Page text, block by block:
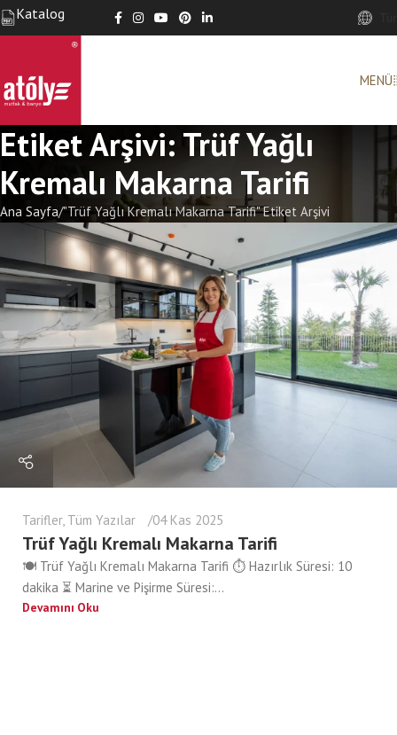
Katalog
MENÜ
Etiket Arşivi: Trüf Yağlı
Kremalı Makarna Tarifi
Ana Sayfa "Trüf Yağlı Kremalı Makarna Tarifi" Etiket Arşivi
Tarifler, Tüm Yazılar 04 Kas 2025
Trüf Yağlı Kremalı Makarna Tarifi
🍽️ Trüf Yağlı Kremalı Makarna Tarifi ⏱️ Hazırlık Süresi: 10
dakika ⏳ Marine ve Pişirme Süresi:...
Devamını Oku